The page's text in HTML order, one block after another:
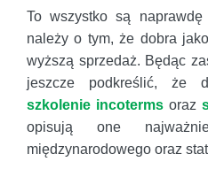
To wszystko są
należy o tym, że dobra
wyższą sprzedaż. Będąc
jeszcze podkreślić, że
szkolenie incoterms oraz
opisują one
międzynarodowego oraz